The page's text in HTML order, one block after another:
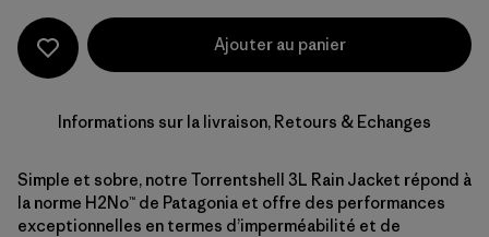
Ajouter au panier
Informations sur la livraison, Retours & Echanges
Simple et sobre, notre Torrentshell 3L Rain Jacket répond à
la norme H2No™ de Patagonia et offre des performances
exceptionnelles en termes d’imperméabilité et de